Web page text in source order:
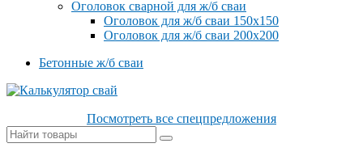
Оголовок сварной для ж/б сваи
Оголовок для ж/б сваи 150x150
Оголовок для ж/б сваи 200x200
Бетонные ж/б сваи
Посмотреть все спецпредложения